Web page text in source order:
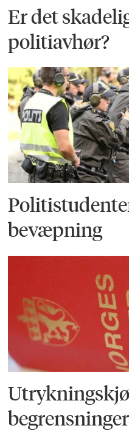
Er det
politiavhør?
bevæpning
begrensninger